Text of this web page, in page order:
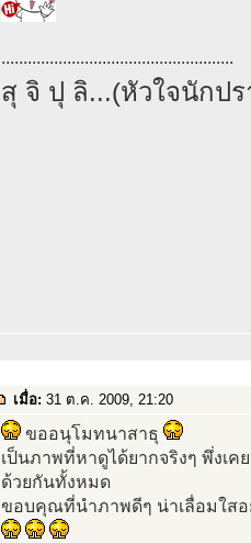
.....................................................
สุ จิ ปุ ลิ...(หัวใจนักป
เมื่อ: 31 ต.ค. 2009, 21:20
ขออนุโมทนาสาธุ
เป็นภาพที่หาดูได้ยากจริงๆ พึ่งเ
ด้วยกันทั้งหมด
ขอบคุณที่นำภาพดีๆ น่าเลื่อมใสอ